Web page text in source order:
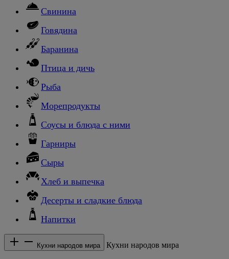
Свинина
Говядина
Баранина
Птица и дичь
Рыба
Морепродукты
Соусы и блюда с ними
Гарниры
Сыры
Хлеб и выпечка
Десерты и сладкие блюда
Напитки
Кухни народов мира Кухни народов мира